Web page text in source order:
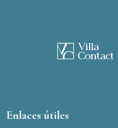
Enlaces útiles